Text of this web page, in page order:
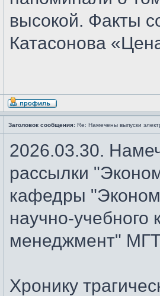
высокой. Факты
Катасонова
Заголовок сообщения: Re: Намечены выпуски
2026.03.30.
рассылки
кафедры
научно-
менеджмент"
Хронику